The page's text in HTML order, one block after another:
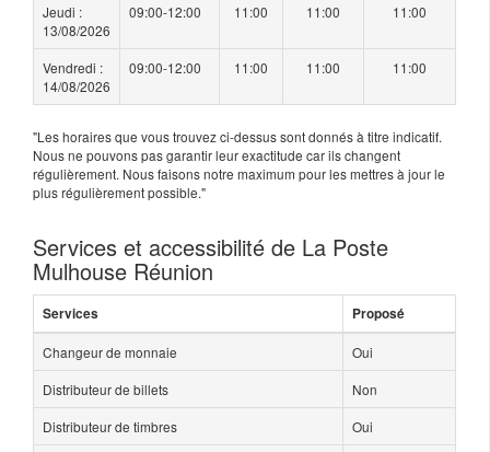
Jeudi :
13/08/2026
09:00-12:00 11:00 11:00 11:00
Vendredi :
14/08/2026
09:00-12:00 11:00 11:00 11:00
"Les horaires que vous trouvez ci-dessus sont donnés à titre indicatif.
Nous ne pouvons pas garantir leur exactitude car ils changent
régulièrement. Nous faisons notre maximum pour les mettres à jour le
plus régulièrement possible."
Services et accessibilité de La Poste
Mulhouse Réunion
Services Proposé
Changeur de monnaie
Oui
Distributeur de billets
Non
Distributeur de timbres
Oui